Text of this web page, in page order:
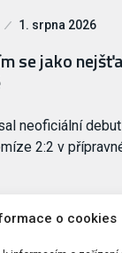
o cookies
1. srpna 2026
se jako
neoficiální
2:2 v